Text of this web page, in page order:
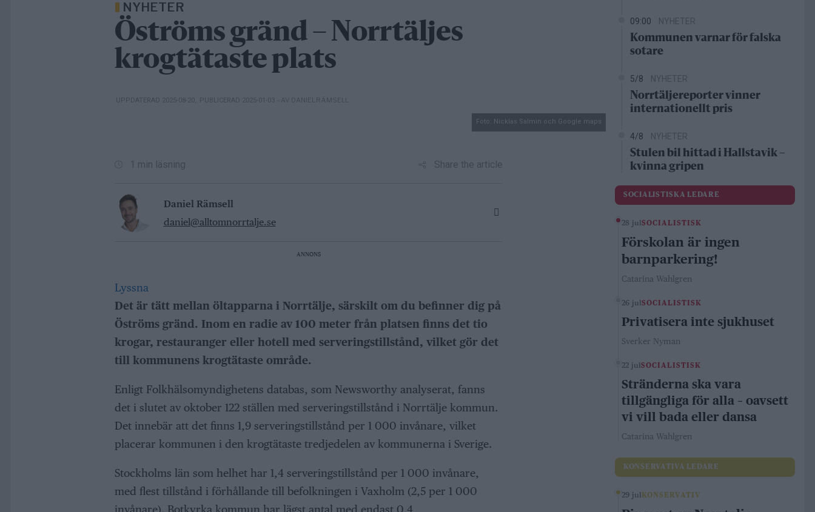
NYHETER
Öströms gränd – Norrtäljes
krogtätaste plats
UPPDATERAD 2025-08-20 , PUBLICERAD 2025-01-03 – AV DANIEL RÄMSELL
Foto: Nicklas Salmin och Google maps
1 min läsning Share the article
Daniel Rämsell
daniel@alltomnorrtalje.se
ANNONS
Lyssna
Det är tätt mellan öltapparna i Norrtälje, särskilt om du befinner dig på
Öströms gränd. Inom en radie av 100 meter från platsen finns det tio
krogar, restauranger eller hotell med serveringstillstånd, vilket gör det
till kommunens krogtätaste område.
Enligt Folkhälsomyndighetens databas, som Newsworthy analyserat, fanns
det i slutet av oktober 122 ställen med serveringstillstånd i Norrtälje kommun.
Det innebär att det finns 1,9 serveringstillstånd per 1 000 invånare, vilket
placerar kommunen i den krogtätaste tredjedelen av kommunerna i Sverige.
Stockholms län som helhet har 1,4 serveringstillstånd per 1 000 invånare,
med flest tillstånd i förhållande till befolkningen i Vaxholm (2,5 per 1 000
invånare). Botkyrka kommun har lägst antal med endast 0,4
09:00 NYHETER
Kommunen varnar för falska
sotare
5/8 NYHETER
Norrtäljereporter vinner
internationellt pris
4/8 NYHETER
Stulen bil hittad i Hallstavik –
kvinna gripen
SOCIALISTISKA LEDARE
28 julSOCIALISTISK
Förskolan är ingen
barnparkering!
Catarina Wahlgren
26 julSOCIALISTISK
Privatisera inte sjukhuset
Sverker Nyman
22 julSOCIALISTISK
Stränderna ska vara
tillgängliga för alla – oavsett
vi vill bada eller dansa
Catarina Wahlgren
KONSERVATIVA LEDARE
29 jul KONSERVATIV